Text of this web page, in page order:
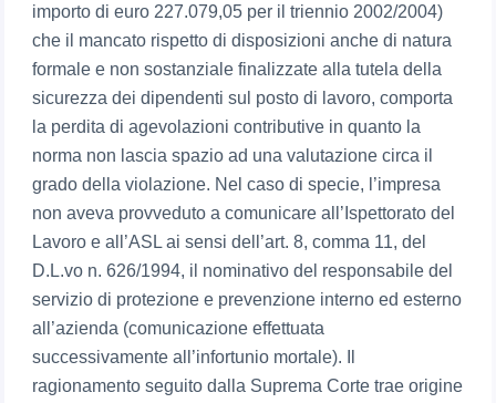
importo di euro 227.079,05 per il triennio 2002/2004)
che il mancato rispetto di disposizioni anche di natura
formale e non sostanziale finalizzate alla tutela della
sicurezza dei dipendenti sul posto di lavoro, comporta
la perdita di agevolazioni contributive in quanto la
norma non lascia spazio ad una valutazione circa il
grado della violazione. Nel caso di specie, l’impresa
non aveva provveduto a comunicare all’Ispettorato del
Lavoro e all’ASL ai sensi dell’art. 8, comma 11, del
D.L.vo n. 626/1994, il nominativo del responsabile del
servizio di protezione e prevenzione interno ed esterno
all’azienda (comunicazione effettuata
successivamente all’infortunio mortale). Il
ragionamento seguito dalla Suprema Corte trae origine